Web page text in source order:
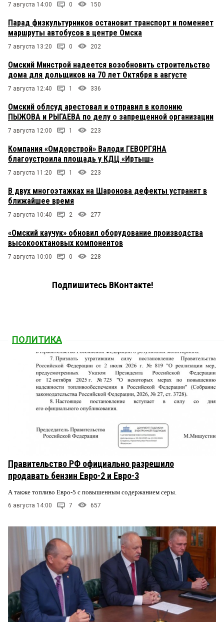
7 августа 14:00 0 150
Парад физкультурников остановит транспорт и поменяет
маршруты автобусов в центре Омска
7 августа 13:20 0 202
Омский Минстрой надеется возобновить строительство
дома для дольщиков на 70 лет Октября в августе
7 августа 12:40 1 336
Омский облсуд арестовал и отправил в колонию
ПЫЖОВА и РЫГАЕВА по делу о запрещенной организации
7 августа 12:00 1 223
Компания «Омдорстрой» Валоди ГЕВОРГЯНА
благоустроила площадь у КДЦ «Иртыш»
7 августа 11:20 1 223
В двух многоэтажках на Шаронова дефекты устранят в
ближайшее время
7 августа 10:40 2 277
«Омский каучук» обновил оборудование производства
высокооктановых компонентов
7 августа 10:00 0 228
Подпишитесь ВКонтакте!
ПОЛИТИКА
Правительство РФ официально разрешило
продавать бензин Евро-2 и Евро-3
А также топливо Евро-5 с повышенным содержанием серы.
6 августа 14:00 7 657